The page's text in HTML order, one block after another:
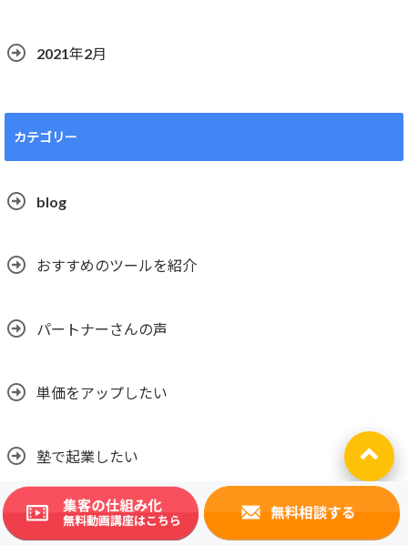
2021年2月
カテゴリー
blog
おすすめのツールを紹介
パートナーさんの声
単価をアップしたい
塾で起業したい
平山先生の国語塾開業日誌